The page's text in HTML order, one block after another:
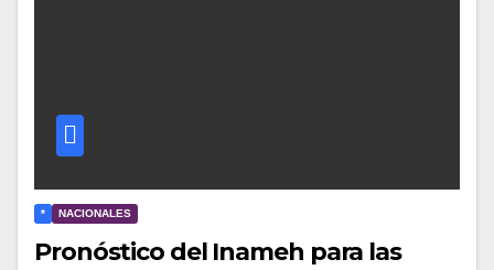
* NACIONALES
Pronóstico del Inameh para las